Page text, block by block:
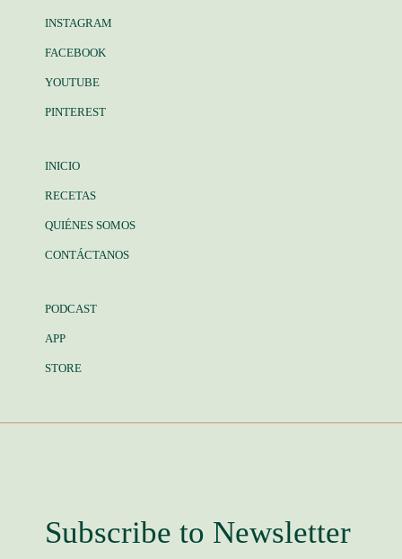
INSTAGRAM
FACEBOOK
YOUTUBE
PINTEREST
INICIO
RECETAS
QUIÉNES SOMOS
CONTÁCTANOS
PODCAST
APP
STORE
Subscribe to Newsletter